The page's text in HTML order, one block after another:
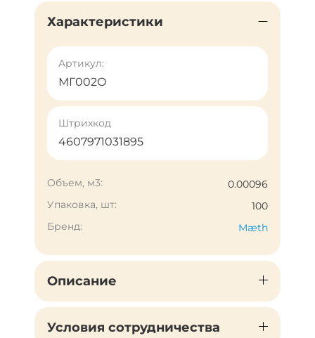
Характеристики
Артикул:
МГ002О
Штрихкод
4607971031895
Объем, м3:
0.00096
Упаковка, шт:
100
Бренд:
Mæth
Описание
Условия сотрудничества